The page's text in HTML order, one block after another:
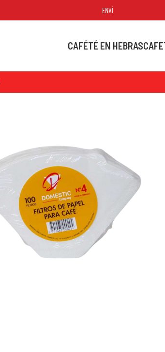
ENVÍO GRATIS PARA PEDIDOS
CAFÉTÉ EN HEBRAS